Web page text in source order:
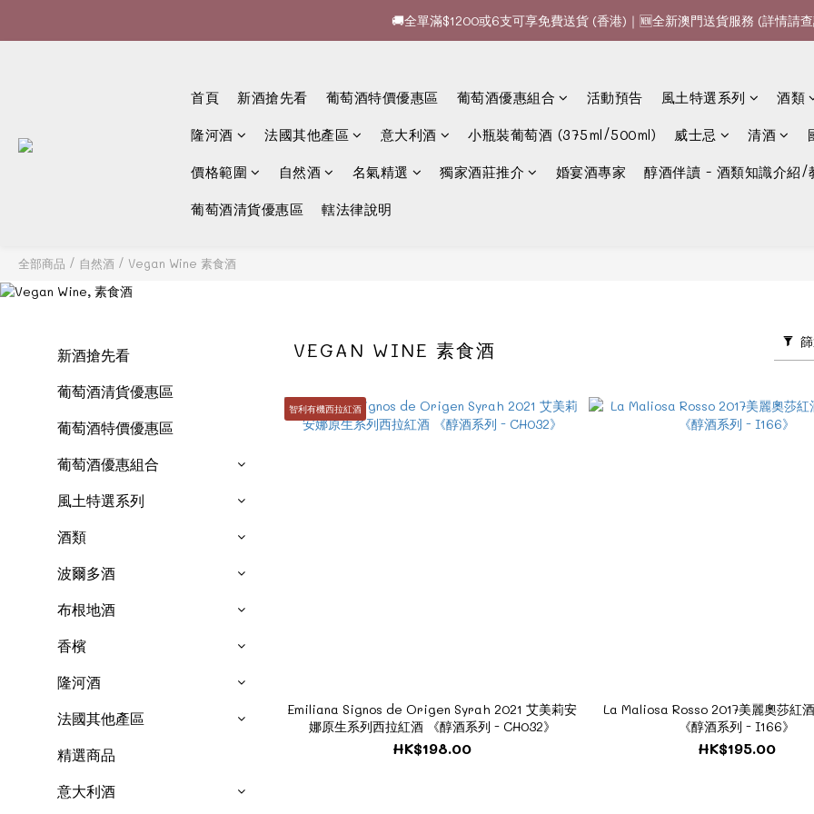
🚚全單滿$1200或6支可享免費送貨 (香港)｜🆕全新澳門送貨服務 (詳情請
🚚全單滿$1200或6支可享免費送貨 (香港)｜🆕全新澳門送貨服務 (詳情請查
🚚全單滿$1200或6支可享免費送貨 (香港)｜🆕全新澳門送貨服務 (詳情請查
首頁 新酒搶先看 葡萄酒特價優惠區 葡萄酒優惠組合 活動預告 風土特選系列 酒類
隆河酒 法國其他產區 意大利酒 小瓶裝葡萄酒 (375ml/500ml) 威士忌 清酒
價格範圍 自然酒 名氣精選 獨家酒莊推介 婚宴酒專家 醇酒伴讀 - 酒類知識介紹/
葡萄酒清貨優惠區 轄法律說明
全部商品 / 自然酒 / Vegan Wine 素食酒
新酒搶先看
葡萄酒清貨優惠區
葡萄酒特價優惠區
葡萄酒優惠組合
風土特選系列
酒類
波爾多酒
布根地酒
香檳
隆河酒
法國其他產區
精選商品
意大利酒
VEGAN WINE 素食酒
智利有機西拉紅酒
Emiliana Signos de Origen Syrah 2021 艾美莉安
娜原生系列西拉紅酒 《醇酒系列 - CH032》
HK$198.00
La Maliosa Rosso 2017美麗奧莎紅
《醇酒系列 - I166》
HK$195.00